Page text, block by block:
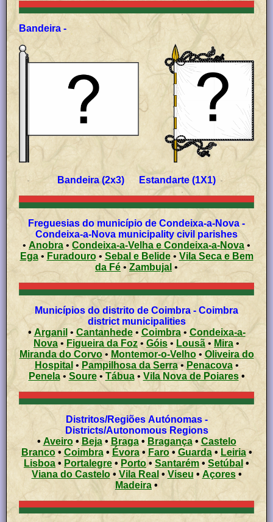
Bandeira -
Bandeira (2x3) Estandarte (1X1)
Freguesias do município de Condeixa-a-Nova -
Condeixa-a-Nova municipality civil parishes
• Anobra • Condeixa-a-Velha e Condeixa-a-Nova •
Ega•Furadouro• Sebal e Belide• Vila Seca e Bem
da Fé • Zambujal •
Municípios do distrito de Coimbra - Coimbra
district municipalities
• Arganil • Cantanhede• Coimbra• Condeixa-a-
Nova • Figueira da Foz • Góis • Lousã • Mira •
Miranda do Corvo• Montemor-o-Velho• Oliveira do
Hospital • Pampilhosa da Serra• Penacova•
Penela• Soure• Tábua• Vila Nova de Poiares•
Distritos/Regiões Autónomas -
Districts/Autonomous Regions
• Aveiro• Beja• Braga• Bragança• Castelo
Branco•Coimbra• Évora• Faro• Guarda•Leiria•
Lisboa • Portalegre • Porto• Santarém • Setúbal •
Viana do Castelo• Vila Real • Viseu • Açores •
Madeira •